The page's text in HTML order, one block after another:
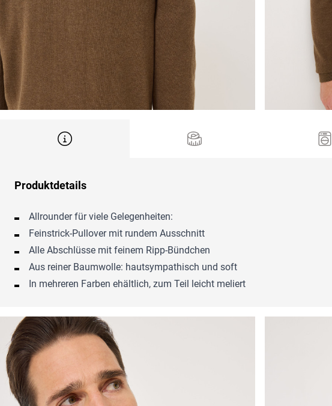
Produktdetails
Allrounder für viele Gelegenheiten:
Feinstrick-Pullover mit rundem Ausschnitt
Alle Abschlüsse mit feinem Ripp-Bündchen
Aus reiner Baumwolle: hautsympathisch und soft
In mehreren Farben ehältlich, zum Teil leicht meliert